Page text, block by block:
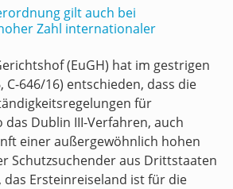
gilt auch bei
Zahl internationaler
(EuGH) hat im gestrigen
C-646/16) entschieden, dass die
für
das Dublin III-Verfahren, auch
einer außergewöhnlich hohen
Schutzsuchender aus Drittstaaten
Ersteinreiseland ist für die